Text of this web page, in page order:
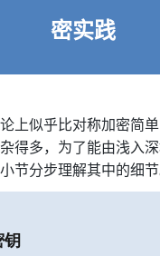
密实践
上似乎比对称加密简
得多，为了能由浅入
节分步理解其中的细节
钥